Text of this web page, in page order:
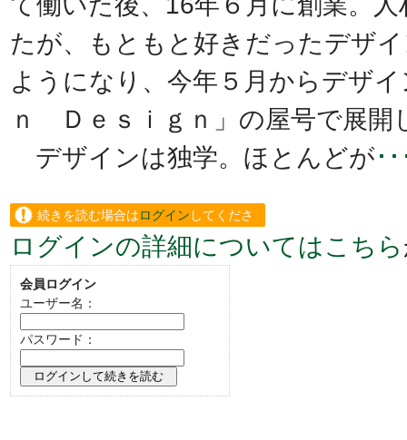
たが、もともと好きだったデザ
ようになり、今年５月からデザ
ｎ Ｄｅｓｉｇｎ」の屋号で展開
デザインは独学。ほとんどが･
続きを読む場合はログイン してくださ
い。
ログインの詳細についてはこちら
会員ログイン
ユーザー名：
パスワード：